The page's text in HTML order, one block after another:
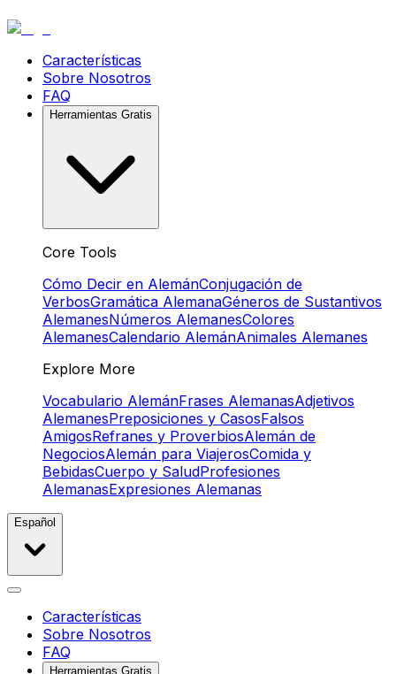
Características
Sobre Nosotros
FAQ
Herramientas Gratis
Core Tools
Cómo Decir en AlemánConjugación de
VerbosGramática AlemanaGéneros de Sustantivos
AlemanesNúmeros AlemanesColores
AlemanesCalendario AlemánAnimales Alemanes
Explore More
Vocabulario AlemánFrases AlemanasAdjetivos
AlemanesPreposiciones y CasosFalsos
AmigosRefranes y ProverbiosAlemán de
NegociosAlemán para ViajerosComida y
BebidasCuerpo y SaludProfesiones
AlemanasExpresiones Alemanas
Español
Características
Sobre Nosotros
FAQ
Herramientas Gratis